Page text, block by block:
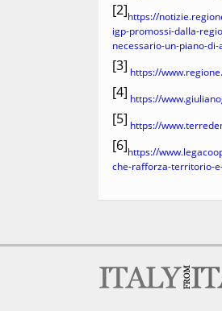
[2]https://
igp-promossi-dalla-
necessario-un-piano-
[3] https://
[4] https://
[5] https://
[6]https://
che-rafforza-territorio-